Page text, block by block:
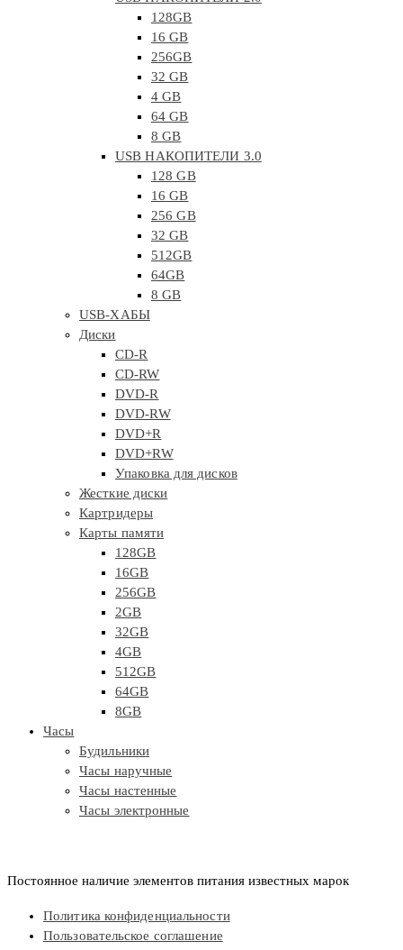
128GB
16 GB
256GB
32 GB
4 GB
64 GB
8 GB
USB НАКОПИТЕЛИ 3.0
128 GB
16 GB
256 GB
32 GB
512GB
64GB
8 GB
USB-ХАБЫ
Диски
CD-R
CD-RW
DVD-R
DVD-RW
DVD+R
DVD+RW
Упаковка для дисков
Жесткие диски
Картридеры
Карты памяти
128GB
16GB
256GB
2GB
32GB
4GB
512GB
64GB
8GB
Часы
Будильники
Часы наручные
Часы настенные
Часы электронные
Постоянное наличие элементов питания известных марок
Политика конфиденциальности
Пользовательское соглашение